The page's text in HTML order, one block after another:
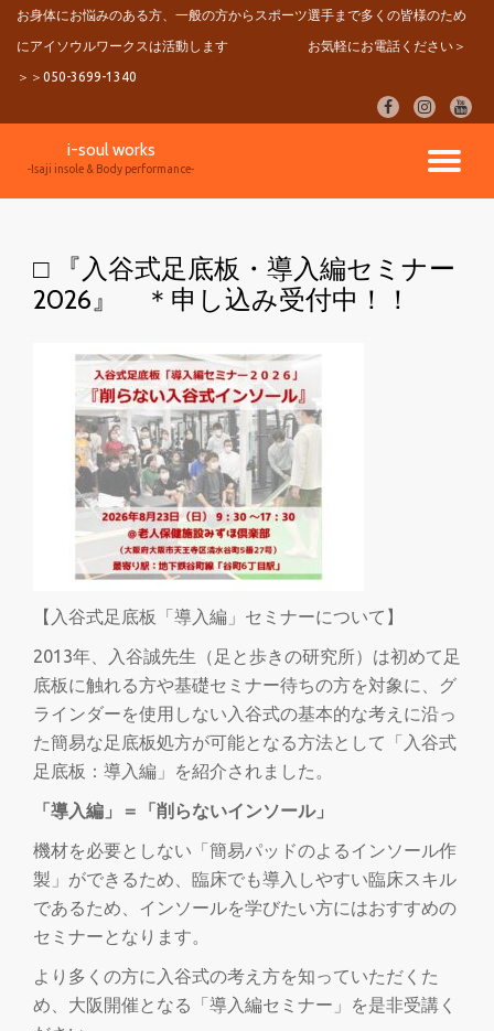
ン
お身体にお悩みのある方、一般の方からスポーツ選手まで多くの皆様のため
にアイソウルワークスは活動します お気軽にお電話ください＞
＞＞050-3699-1340
fa-
facebook
fa-
instagram
fa-
ナ
ゲ
り
替
え
i-soul works
-Isaji insole & Body performance-
□ 『入谷式足底板・導入編セミナー
2026』 ＊申し込み受付中！！
【入谷式足底板「導入編」セミナーについて】
2013年、入谷誠先生（足と歩きの研究所）は初めて足
底板に触れる方や基礎セミナー待ちの方を対象に、グ
ラインダーを使用しない入谷式の基本的な考えに沿っ
た簡易な足底板処方が可能となる方法として「入谷式
足底板：導入編」を紹介されました。
「導入編」＝「削らないインソール」
機材を必要としない「簡易パッドのよるインソール作
製」ができるため、臨床でも導入しやすい臨床スキル
であるため、インソールを学びたい方にはおすすめの
セミナーとなります。
より多くの方に入谷式の考え方を知っていただくた
め、大阪開催となる「導入編セミナー」を是非受講く